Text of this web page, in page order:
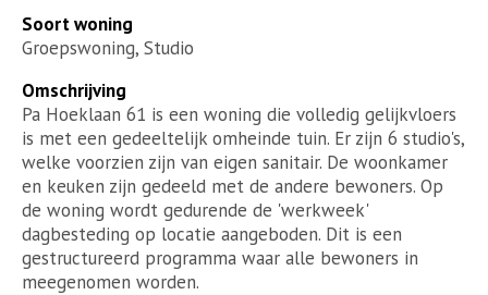
Soort woning
Groepswoning, Studio
Omschrijving
Pa Hoeklaan 61 is een woning die volledig gelijkvloers
is met een gedeeltelijk omheinde tuin. Er zijn 6 studio's,
welke voorzien zijn van eigen sanitair. De woonkamer
en keuken zijn gedeeld met de andere bewoners. Op
de woning wordt gedurende de 'werkweek'
dagbesteding op locatie aangeboden. Dit is een
gestructureerd programma waar alle bewoners in
meegenomen worden.